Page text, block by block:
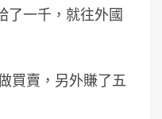
了一千，就往外國
買賣，另外賺了五